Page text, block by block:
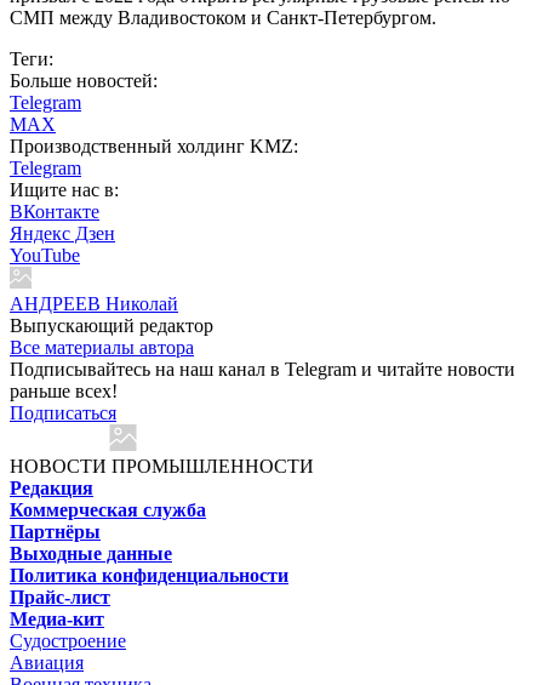
СМП между Владивостоком и Санкт-Петербургом.
Теги:
Больше новостей:
Telegram
MAX
Производственный холдинг KMZ:
Telegram
Ищите нас в:
ВКонтакте
Яндекс Дзен
YouTube
АНДРЕЕВ Николай
Выпускающий редактор
Все материалы автора
Подписывайтесь на наш канал в Telegram и читайте новости
раньше всех!
Подписаться
НОВОСТИ ПРОМЫШЛЕННОСТИ
Редакция
Коммерческая служба
Партнёры
Выходные данные
Политика конфиденциальности
Прайс-лист
Медиа-кит
Судостроение
Авиация